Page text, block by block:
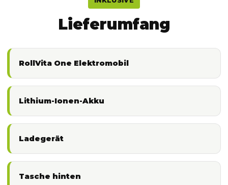
Lieferumfang
RollVita One Elektromobil
Lithium-Ionen-Akku
Ladegerät
Tasche hinten